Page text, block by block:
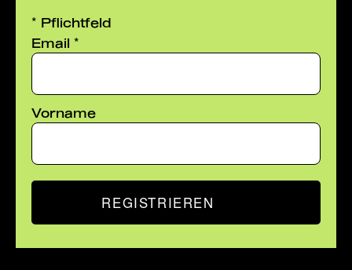
* Pflichtfeld
Email *
Vorname
REGISTRIEREN